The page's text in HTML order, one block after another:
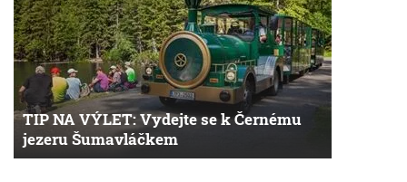
TIP NA VÝLET: Vydejte se k Černému
jezeru Šumavláčkem